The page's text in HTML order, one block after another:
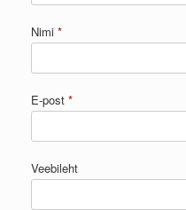
Nimi *
E-post *
Veebileht